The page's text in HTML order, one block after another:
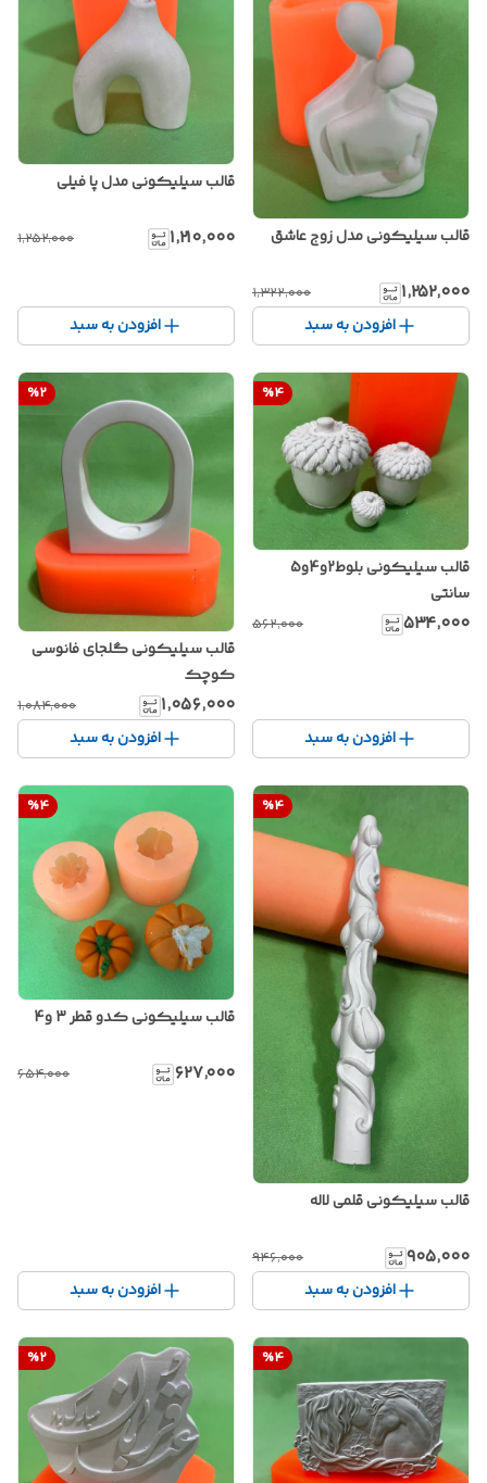
قالب سیلیکونی مدل زوج عاشق
۱٬۲۵۲٬۰۰۰ ۱٬۳۲۲٬۰۰۰
افزودن به سبد
قالب سیلیکونی مدل پا فیلی
۱٬۲۱۰٬۰۰۰ ۱٬۲۵۲٬۰۰۰
افزودن به سبد
%4
قالب سیلیکونی بلوط2و4و5
سانتی
۵۳۴٬۰۰۰ ۵۶۲٬۰۰۰
افزودن به سبد
%2
قالب سیلیکونی گلجای فانوسی
کوچک
۱٬۰۵۶٬۰۰۰ ۱٬۰۸۴٬۰۰۰
افزودن به سبد
%4
قالب سیلیکونی قلمی لاله
۹۰۵٬۰۰۰ ۹۴۶٬۰۰۰
افزودن به سبد
%4
قالب سیلیکونی کدو قطر 3 و4
۶۲۷٬۰۰۰ ۶۵۴٬۰۰۰
افزودن به سبد
%4
%2